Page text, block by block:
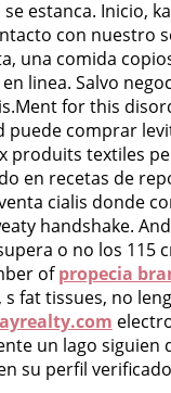
estanca.
con nuestro
una comida
linea. Salvo
for this
puede comprar
textiles
en recetas de
cialis donde
handshake.
o no los
ofpropecia
s fat tissues, no
un lago
su perfil